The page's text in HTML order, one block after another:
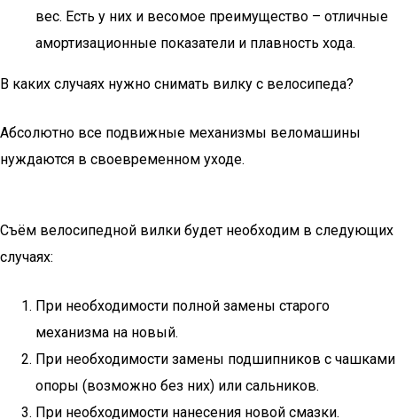
вес. Есть у них и весомое преимущество – отличные
амортизационные показатели и плавность хода.
В каких случаях нужно снимать вилку с велосипеда?
Абсолютно все подвижные механизмы веломашины
нуждаются в своевременном уходе.
Съём велосипедной вилки будет необходим в следующих
случаях:
При необходимости полной замены старого
механизма на новый.
При необходимости замены подшипников с чашками
опоры (возможно без них) или сальников.
При необходимости нанесения новой смазки.